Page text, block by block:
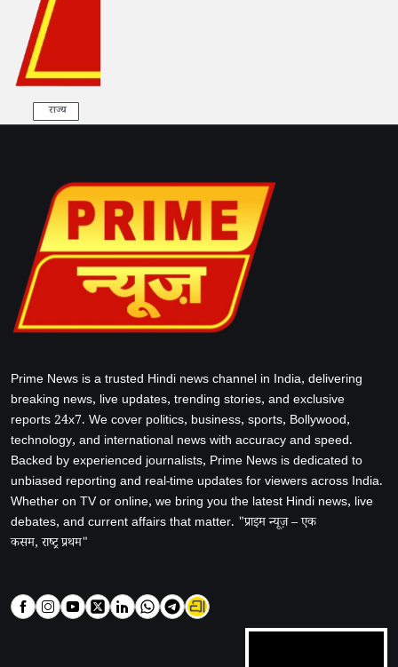
राज्य
Prime News is a trusted Hindi news channel in India, delivering
breaking news, live updates, trending stories, and exclusive
reports 24x7. We cover politics, business, sports, Bollywood,
technology, and international news with accuracy and speed.
Backed by experienced journalists, Prime News is dedicated to
unbiased reporting and real-time updates for viewers across India.
Whether on TV or online, we bring you the latest Hindi news, live
debates, and current affairs that matter. "प्राइम न्यूज़ – एक
कसम, राष्ट्र प्रथम"